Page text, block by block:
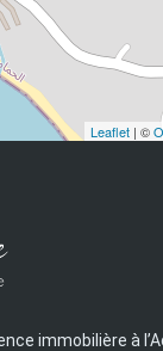
Leaflet | ©
immobilière à